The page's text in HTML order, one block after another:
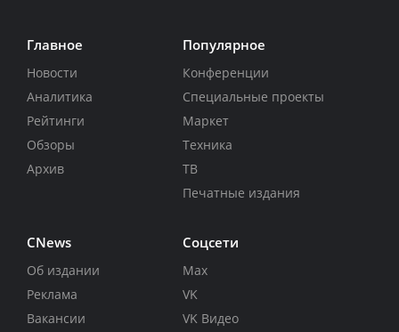
Главное
Новости
Аналитика
Рейтинги
Обзоры
Архив
Популярное
Конференции
Специальные проекты
Маркет
Техника
ТВ
Печатные издания
CNews
Об издании
Реклама
Вакансии
Соцсети
Max
VK
VK Видео